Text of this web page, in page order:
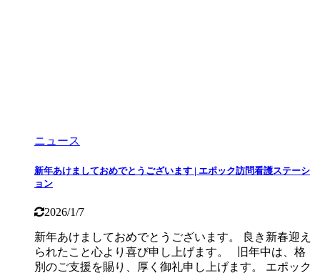
ニュース
新年あけましておめでとうございます | エポック訪問看護ステーシ
ョン
2026/1/7
新年あけましておめでとうございます。 良き新春迎え
られたこと心より喜び申し上げます。 旧年中は、格
別のご支援を賜り、厚く御礼申し上げます。 エポック